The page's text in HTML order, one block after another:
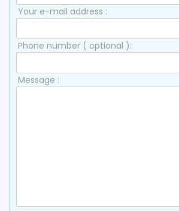
Your e-mail address :
Phone number ( optional ):
Message :